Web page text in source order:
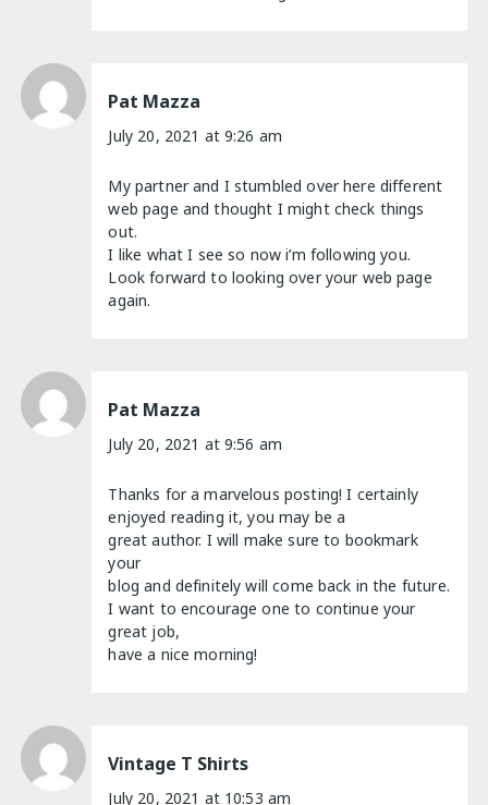
Pat Mazza
July 20, 2021 at 9:26 am
My partner and I stumbled over here different
web page and thought I might check things
out.
I like what I see so now i’m following you.
Look forward to looking over your web page
again.
Pat Mazza
July 20, 2021 at 9:56 am
Thanks for a marvelous posting! I certainly
enjoyed reading it, you may be a
great author. I will make sure to bookmark
your
blog and definitely will come back in the future.
I want to encourage one to continue your
great job,
have a nice morning!
Vintage T Shirts
July 20, 2021 at 10:53 am